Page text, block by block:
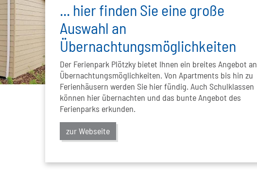
... hier finden Sie eine große
Auswahl an
Übernachtungsmöglichkeiten
Der Ferienpark Plötzky bietet Ihnen ein breites Angebot an
Übernachtungsmöglichkeiten. Von Apartments bis hin zu
Ferienhäusern werden Sie hier fündig. Auch Schulklassen
können hier übernachten und das bunte Angebot des
Ferienparks erkunden.
zur Webseite